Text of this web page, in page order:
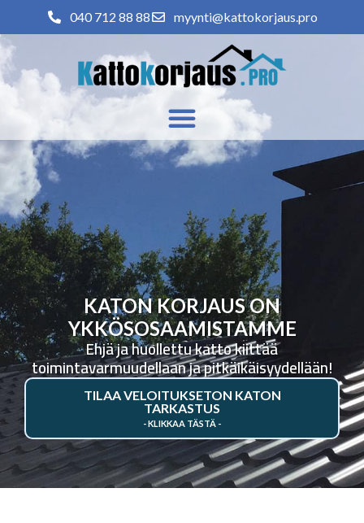
040 712 88 88 myynti@kattokorjaus.pro
KATON KORJAUS ON
YKKÖSOSAAMISTAMME
Ehjä ja huollettu katto kiittää
toimintavarmuudellaan ja pitkäikäisyydellään!
TILAA VELOITUKSETON KATON
TARKASTUS